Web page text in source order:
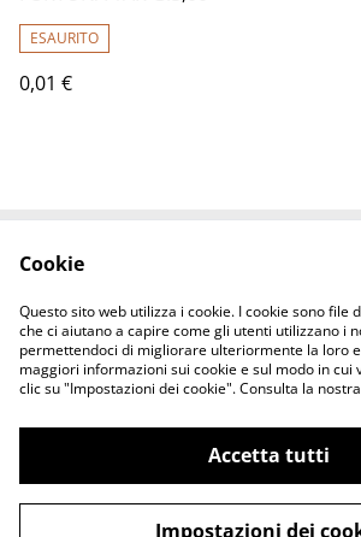
ESAURITO
0,01 €
Privacy Policy
©2026
ESALTATO GIOIELLI -Store -
® -P.Iva 03351640786
Cookie
Questo sito web utilizza i cookie. I cookie sono file
che ci aiutano a capire come gli utenti utilizzano i
permettendoci di migliorare ulteriormente la loro
maggiori informazioni sui cookie e sul modo in cui
clic su "Impostazioni dei cookie". Consulta la nostra
Accetta tutti
Impostazioni dei